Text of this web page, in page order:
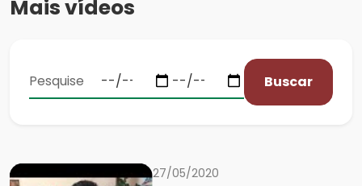
Mais vídeos
Buscar
27/05/2020